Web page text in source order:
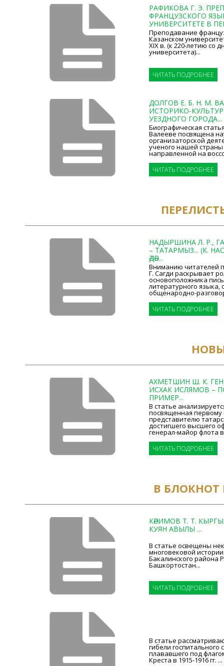
РАФИКОВА Г. Э.
ФРАНЦУЗСКОГО
УНИВЕРСИТЕТЕ В
Преподавание
Казанском
XIX в. (к 220-летию со
университета)...
ЧИТАТЬ ПОДРОБНЕЕ
ДОЛГОВ Е. Б. Н. М.
ИСТОРИКО-
УЕЗДНОГО ГОРОДА...
Биографическая
Валееве посвящена
организаторской
ученого нашей страны
направленной на
ЧИТАТЬ ПОДРОБНЕЕ
НАДЫРШИНА Л. Р.,
– ТАТАРМЫЗ... (К.
ӘДӘБ...
Вниманию читателей
Г. Сагди раскрывает
основоположника
литературного языка,
общенародно-
ЧИТАТЬ ПОДРОБНЕЕ
АХМЕТШИН Ш. К.
ИСХАК ИСЛЯМОВ –
ПРИМЕР...
В статье
посвященная первому
представителю
достигшего высшего
генерал-майор флота
ЧИТАТЬ ПОДРОБНЕЕ
В
КӘРИМОВ Т. Т.
КУЯН АВЫЛЫ ...
В статье освещены
многовековой
Бакалинского района
Башкортостан...
ЧИТАТЬ ПОДРОБНЕЕ
В статье
гибели госпитального
плававшего под
Креста в 1915-1916 гг. ...